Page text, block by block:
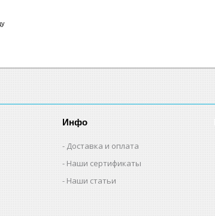
Инфо
Доставка и оплата
Наши сертификаты
Наши статьи